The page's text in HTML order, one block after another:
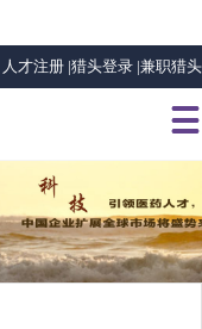
人才注册 |猎头登录 |兼职猎头
